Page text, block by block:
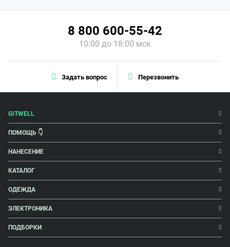
Задать вопрос Перезвонить
8 800 600-55-42
10:00 до 18:00 мск
GITWELL
ПОМОЩЬ 👇
НАНЕСЕНИЕ
КАТАЛОГ
ОДЕЖДА
ЭЛЕКТРОНИКА
ПОДБОРКИ